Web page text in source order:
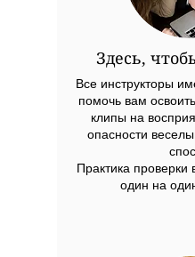
Здесь,
Все инструкторы
помочь вам
клипы на
опасности
Практика проверки
один на